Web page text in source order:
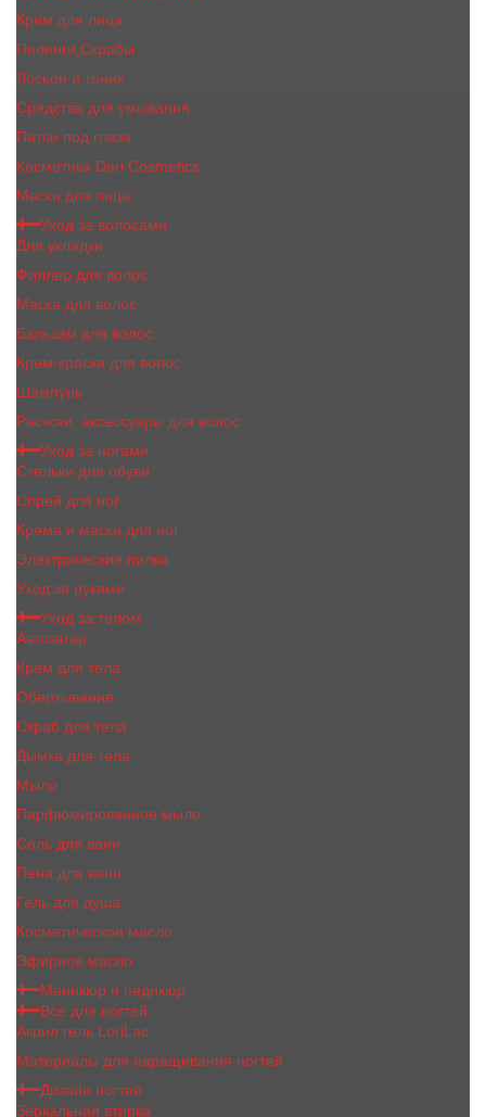
Крем для лица
Пилинги,Скрабы
Лосьон и тоник
Средства для умывания
Патчи под глаза
Косметика Dari Cosmetics
Маски для лица
Уход за волосами
Для укладки
Филлер для волос
Маска для волос
Бальзам для волос
Крем-краска для волос
Шампунь
Расчски, аксессуары для волос
Уход за ногами
Стельки для обуви
Спрей для ног
Крема и маски для ног
Электрические пилки
Уход за руками
Уход за телом
Автозагар
Крем для тела
Обертывание
Скраб для тела
Дымка для тела
Мыло
Парфюмированное мыло
Соль для ванн
Пена для ванн
Гель для душа
Косметическое масло
Эфирное масло
Маникюр и педикюр
Все для ногтей
Акрил гель LoriLac
Материалы для наращивания ногтей
Дизайн ногтей
Зеркальная втирка